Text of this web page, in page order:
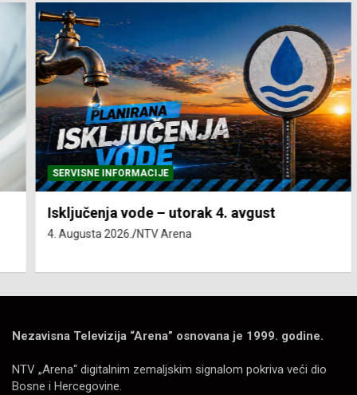
SERVISNE INFORMACIJE
Isključenja vode – utorak 4. avgust
4. Augusta 2026. NTV Arena
Nezavisna Televizija “Arena” osnovana je 1999. godine.
NTV „Arena“ digitalnim zemaljskim signalom pokriva veći dio
Bosne i Hercegovine.